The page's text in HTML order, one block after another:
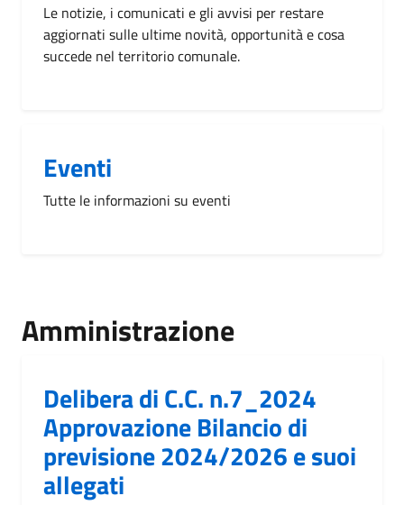
Le notizie, i comunicati e gli avvisi per restare
aggiornati sulle ultime novità, opportunità e cosa
succede nel territorio comunale.
Eventi
Tutte le informazioni su eventi
Amministrazione
Delibera di C.C. n.7_2024
Approvazione Bilancio di
previsione 2024/2026 e suoi
allegati